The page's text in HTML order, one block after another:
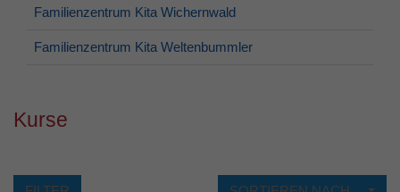
Familienzentrum Kita Wichernwald
Familienzentrum Kita Weltenbummler
Kurse